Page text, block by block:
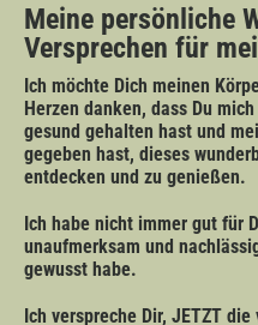
Meine persönliche
Versprechen für
Ich möchte Dich meinen
Herzen danken, dass Du
gesund gehalten hast und
gegeben hast, dieses
entdecken und zu genießen.
Ich habe nicht immer gut für
unaufmerksam und
gewusst habe.
Ich verspreche Dir, JETZT